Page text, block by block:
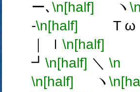
ー､\n[half] ヽ
-\n[half] T ω
｜ ｌ \n[half]
┛ \n[half] ＼ \n
\n[half] ヽ